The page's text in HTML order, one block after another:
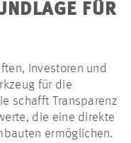
FÜR
Investoren und
für die
schafft Transparenz
die eine direkte
ermöglichen.